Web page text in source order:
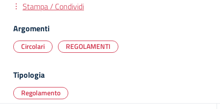
Stampa / Condividi
Argomenti
Circolari REGOLAMENTI
Tipologia
Regolamento